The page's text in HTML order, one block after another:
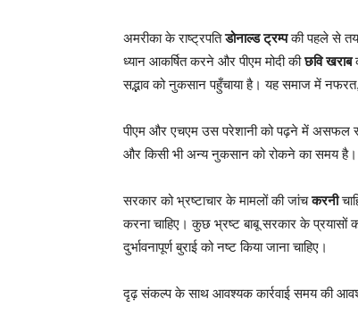
अमरीका के राष्ट्रपतिडोनाल्ड ट्रम्पकी पहले से तय
ध्यान आकर्षित करने और पीएम मोदी कीछवि खराब
सद्भाव को नुकसान पहुँचाया है। यह समाज में
पीएम और एचएम उस परेशानी को पढ़ने में
और किसी भी अन्य नुकसान को रोकने का समय है।
सरकार को भ्रष्टाचार के मामलों की जांचकरनी
करना चाहिए। कुछ भ्रष्ट बाबू सरकार के
दुर्भावनापूर्ण बुराई को नष्ट किया जाना चाहिए।
दृढ़ संकल्प के साथ आवश्यक कार्रवाई समय की